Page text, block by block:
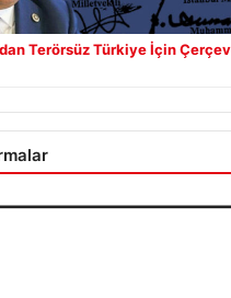
Terörsüz Türkiye İçin